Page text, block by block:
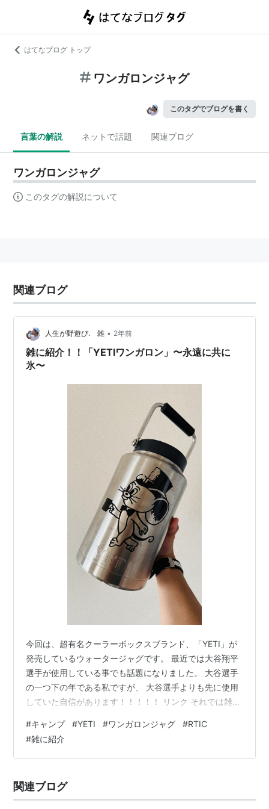
はてなブログ トップ
ワンガロンジャグ
このタグでブログを書く
言葉の解説 ネットで話題 関連ブログ
ワンガロンジャグ
このタグの解説について
関連ブログ
人生が野遊び. 雑 • 2年前
雑に紹介！！「YETIワンガロン」〜永遠に共に
氷〜
今回は、超有名クーラーボックスブランド、「YETI」が
発売しているウォータージャグです。 最近では大谷翔平
選手が使用している事でも話題になりました。 大谷選手
の一つ下の年である私ですが、 大谷選手よりも先に使用
していた自信があります！！！！！ リンク それでは雑に
グは、シンプルなステンレスモデル。 に、大きなステッ
カーを2枚貼り付けた物になります。 色々な色が発売さ
れています。 底面にはYETIのロゴ。↓ 私は毎回キャンプ
ので、一生使えます。 面倒なので磨いたりしたことはあ
りません。 丈夫な…
#キャンプ #YETI #ワンガロンジャグ #RTIC
#雑に紹介
関連ブログ